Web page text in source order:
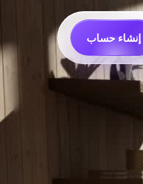
إنشاء حساب